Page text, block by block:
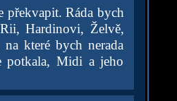
překvapit. Ráda bych
Hardinovi, Želvě,
které bych nerada
potkala, Midi a jeho